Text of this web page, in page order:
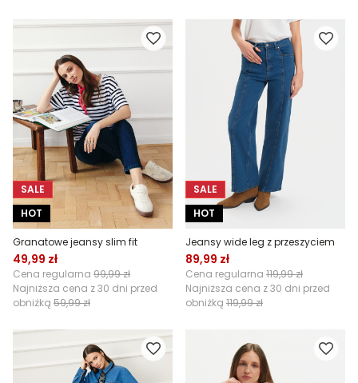
SALE
HOT
Granatowe jeansy slim fit
49,99 zł
Cena regularna 99,99 zł
Najniższa cena z 30 dni przed
obniżką 59,99 zł
SALE
HOT
Jeansy wide leg z przeszyciem
89,99 zł
Cena regularna 119,99 zł
Najniższa cena z 30 dni przed
obniżką 119,99 zł